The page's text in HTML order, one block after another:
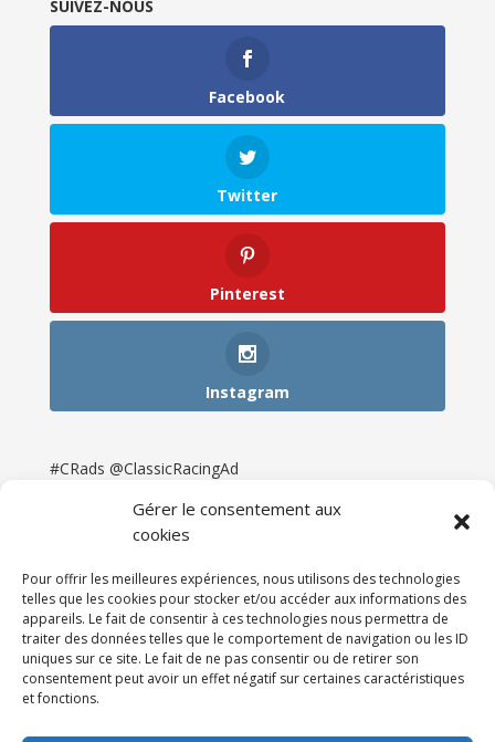
Gérer le consentement aux
cookies
Pour offrir les meilleures expériences, nous utilisons des technologies
telles que les cookies pour stocker et/ou accéder aux informations des
appareils. Le fait de consentir à ces technologies nous permettra de
traiter des données telles que le comportement de navigation ou les ID
uniques sur ce site. Le fait de ne pas consentir ou de retirer son
consentement peut avoir un effet négatif sur certaines caractéristiques
et fonctions.
SUIVEZ-NOUS
Facebook
Twitter
Pinterest
Instagram
#CRads @ClassicRacingAd